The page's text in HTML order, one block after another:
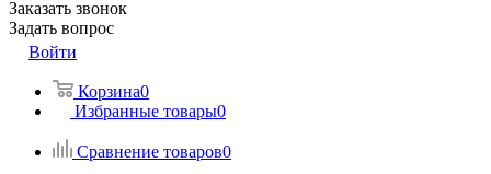
Заказать звонок
Задать вопрос
Войти
Корзина0
Избранные товары0
Сравнение товаров0